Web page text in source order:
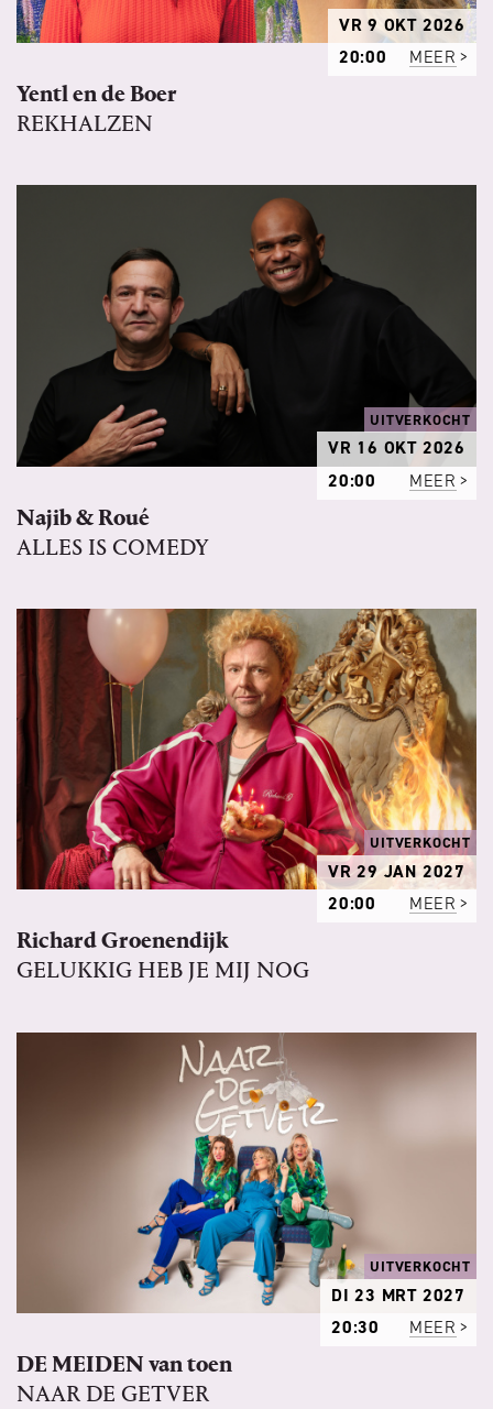
VR 9 OKT 2026
20:00
MEER
Yentl en de Boer
REKHALZEN
UITVERKOCHT
VR 16 OKT 2026
20:00
MEER
Najib & Roué
ALLES IS COMEDY
UITVERKOCHT
VR 29 JAN 2027
20:00
MEER
Richard Groenendijk
GELUKKIG HEB JE MIJ NOG
UITVERKOCHT
DI 23 MRT 2027
20:30
MEER
DE MEIDEN van toen
NAAR DE GETVER